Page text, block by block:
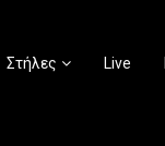
Στήλες Live